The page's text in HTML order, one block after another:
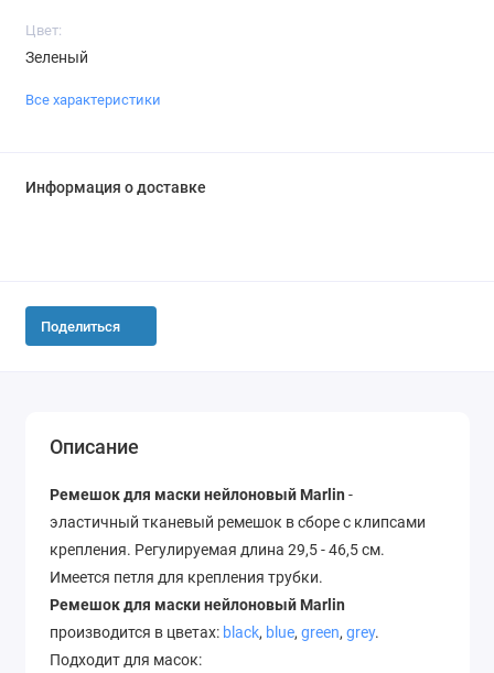
Цвет:
Зеленый
Все характеристики
Информация о доставке
Поделиться
Описание
Ремешок для маски нейлоновый Marlin -
эластичный тканевый ремешок в сборе с клипсами
крепления. Регулируемая длина 29,5 - 46,5 см.
Имеется петля для крепления трубки.
Ремешок для маски нейлоновый Marlin
производится в цветах: black, blue, green, grey.
Подходит для масок: